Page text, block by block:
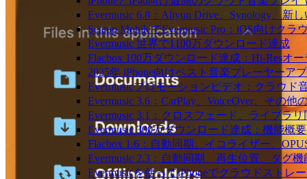
Evermusic 6.8：Aliyun Drive、Synology、新
Setapp MobileでEvermusic Pro：iOS向けクラ
Evermusic 世界で1100万ダウンロード達成
Flacbox 100万ダウンロード達成：Hi-Resオ
2025年 iPhone向けベスト音楽プレーヤーア
Evermusicプロモーションビデオ：クラウド
Evermusic 3.6：CarPlay、VoiceOver、その他
Evermusic 3.1：クロスフェード、ライブラ
Evermusic 300万ダウンロード達成：機能概要
Flacbox 1.6：自動同期、イコライザー、
Evermusic 2.3：自動同期、再生位置、タグ機
Evermusicを使ってiPhoneでクラウドストレ